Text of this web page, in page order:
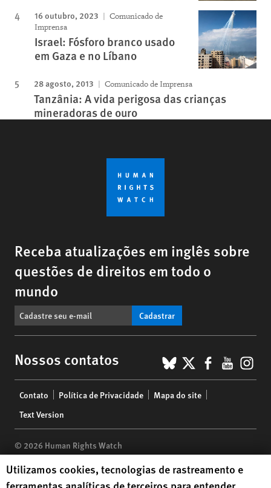
16 outubro, 2023
Comunicado de
Imprensa
Israel: Fósforo branco usado
em Gaza e no Líbano
28 agosto, 2013 Comunicado de Imprensa
Tanzânia: A vida perigosa das crianças
mineradoras de ouro
Receba atualizações em inglês sobre
questões de direitos em todo o
mundo
Cadastrar
Nossos contatos BlueSky
X
menu
Contato Política de Privacidade
Mapa do site
Text Version
© 2026 Human Rights Watch
Human Rights Watch| 350 Fifth Avenue, 34th Floor | New York,
10118-3299USA|t1.212.290.4700
Human Rights Watch cookie preferences
Utilizamos cookies, tecnologias de rastreamento e